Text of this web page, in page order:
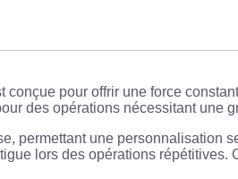
pour offrir une force
des opérations nécessitant une
permettant une
lors des opérations